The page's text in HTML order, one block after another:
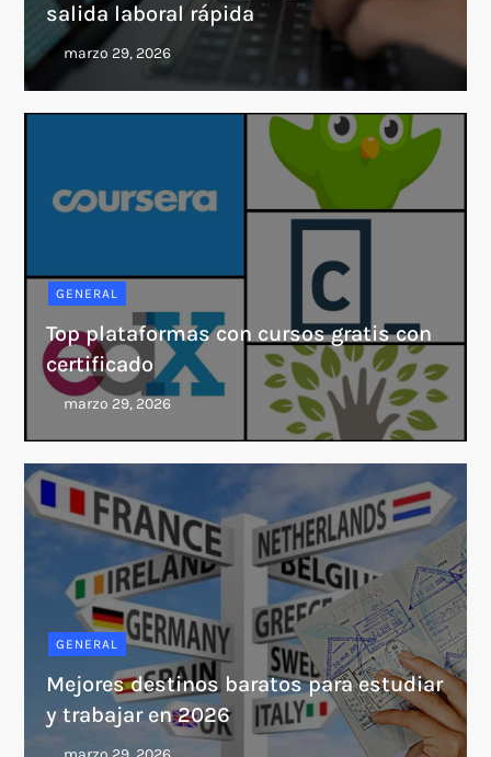
salida laboral rápida
GENERAL
Top plataformas con cursos gratis con
certificado
GENERAL
Mejores destinos baratos para estudiar
y trabajar en 2026